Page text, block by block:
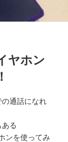
ヤホン
通話になれ
る
ンを使ってみ